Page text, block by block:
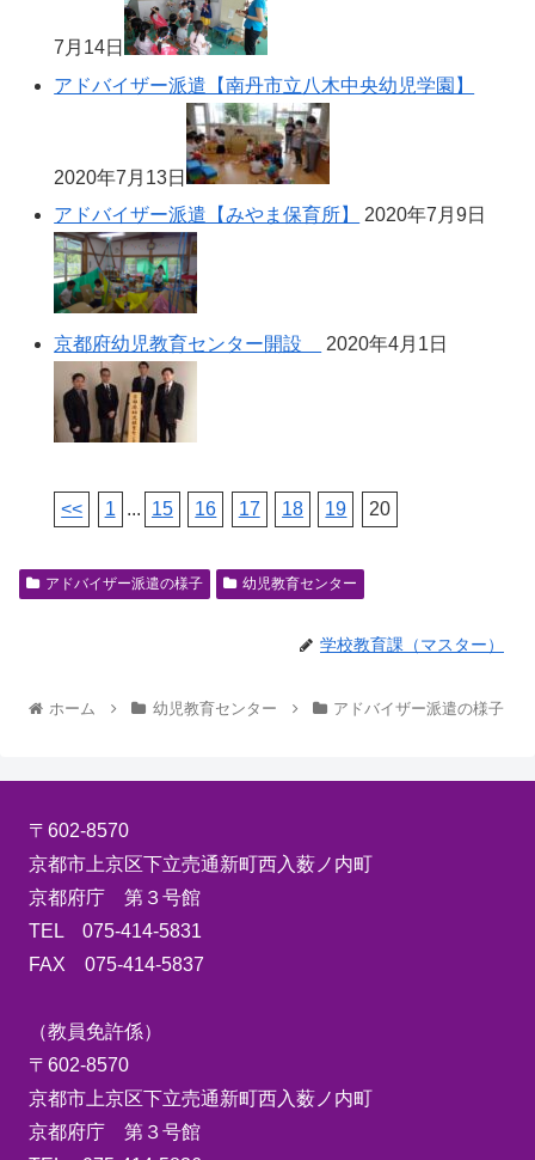
7月14日
アドバイザー派遣【南丹市立八木中央幼児学園】
2020年7月13日
アドバイザー派遣【みやま保育所】
2020年7月9日
京都府幼児教育センター開設 2020年4月1日
<< 1 ... 15 16 17 18 19 20
アドバイザー派遣の様子 幼児教育センター
学校教育課（マスター）
ホーム 幼児教育センター アドバイザー派遣の様子
〒602-8570
京都市上京区下立売通新町西入薮ノ内町
京都府庁 第３号館
TEL 075-414-5831
FAX 075-414-5837
（教員免許係）
〒602-8570
京都市上京区下立売通新町西入薮ノ内町
京都府庁 第３号館